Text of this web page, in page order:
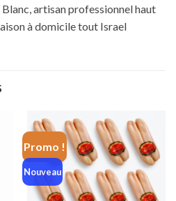
artisan professionnel haut
à domicile tout Israel
Promo !
Nouveau